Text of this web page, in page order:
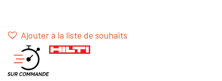
Ajouter à la liste de souhaits